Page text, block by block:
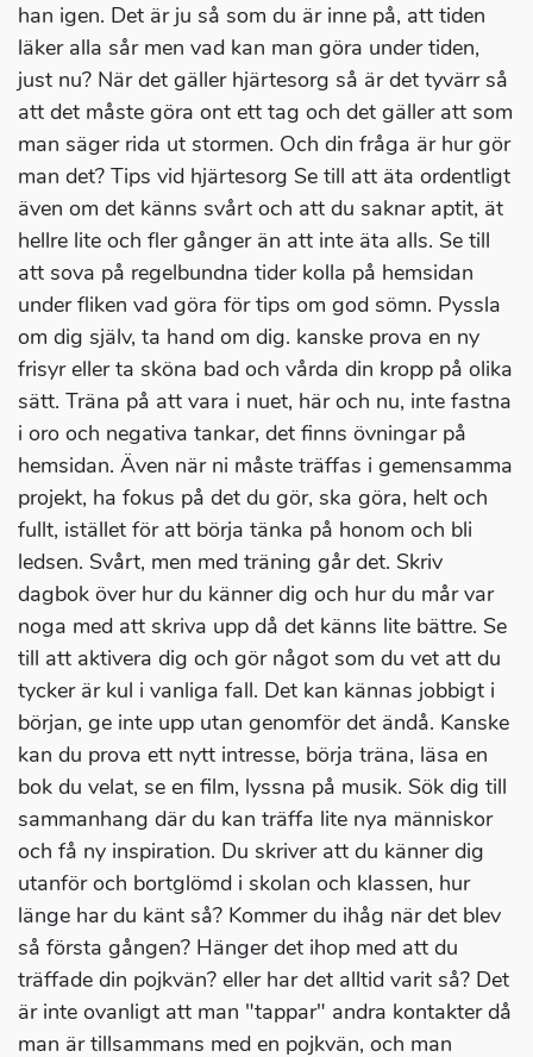
han igen. Det är ju så som du är inne på, att tiden
läker alla sår men vad kan man göra under tiden,
just nu? När det gäller hjärtesorg så är det tyvärr så
att det måste göra ont ett tag och det gäller att som
man säger rida ut stormen. Och din fråga är hur gör
man det? Tips vid hjärtesorg Se till att äta ordentligt
även om det känns svårt och att du saknar aptit, ät
hellre lite och fler gånger än att inte äta alls. Se till
att sova på regelbundna tider kolla på hemsidan
under fliken vad göra för tips om god sömn. Pyssla
om dig själv, ta hand om dig. kanske prova en ny
frisyr eller ta sköna bad och vårda din kropp på olika
sätt. Träna på att vara i nuet, här och nu, inte fastna
i oro och negativa tankar, det finns övningar på
hemsidan. Även när ni måste träffas i gemensamma
projekt, ha fokus på det du gör, ska göra, helt och
fullt, istället för att börja tänka på honom och bli
ledsen. Svårt, men med träning går det. Skriv
dagbok över hur du känner dig och hur du mår var
noga med att skriva upp då det känns lite bättre. Se
till att aktivera dig och gör något som du vet att du
tycker är kul i vanliga fall. Det kan kännas jobbigt i
början, ge inte upp utan genomför det ändå. Kanske
kan du prova ett nytt intresse, börja träna, läsa en
bok du velat, se en film, lyssna på musik. Sök dig till
sammanhang där du kan träffa lite nya människor
och få ny inspiration. Du skriver att du känner dig
utanför och bortglömd i skolan och klassen, hur
länge har du känt så? Kommer du ihåg när det blev
så första gången? Hänger det ihop med att du
träffade din pojkvän? eller har det alltid varit så? Det
är inte ovanligt att man "tappar" andra kontakter då
man är tillsammans med en pojkvän, och man